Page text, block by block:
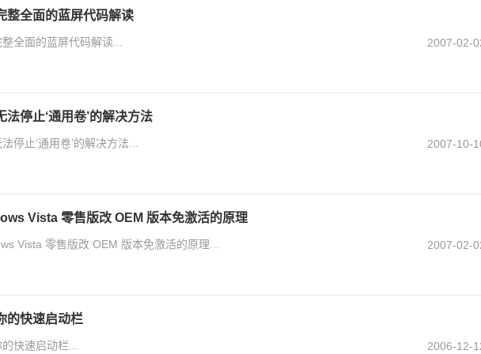
整全面的蓝屏代码解读
全面的蓝屏代码解读... 2007-02-
法停止‘通用卷’的解决方法
停止‘通用卷’的解决方法... 2007-10-
Vista 零售版改 OEM 版本免激活的原理
Vista 零售版改 OEM 版本免激活的原理... 2007-02-
的快速启动栏
快速启动栏... 2006-12-